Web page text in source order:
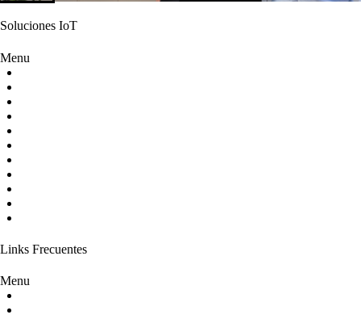
Soluciones IoT
Menu
Links Frecuentes
Menu